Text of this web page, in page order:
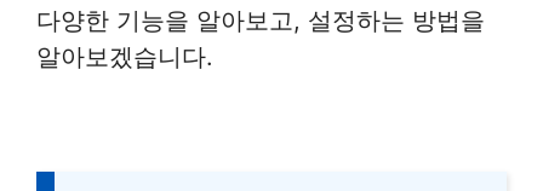
다양한 기능을 알아보고, 설정하는 방법을
알아보겠습니다.